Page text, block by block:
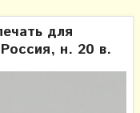
для
н. 20 в.